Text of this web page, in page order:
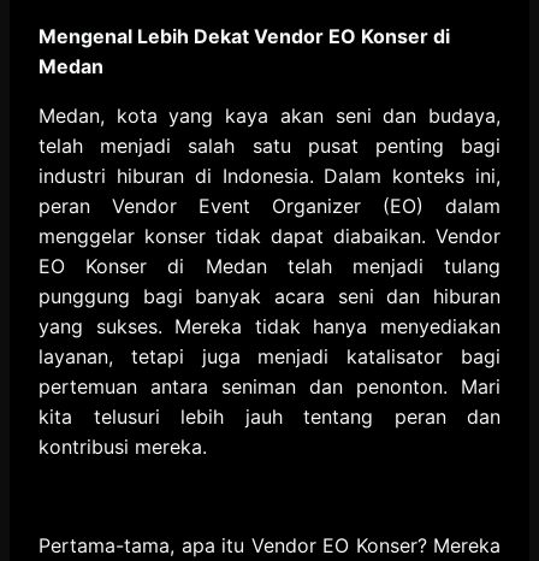
Mengenal Lebih Dekat Vendor EO Konser di
Medan
Medan, kota yang kaya akan seni dan budaya,
telah menjadi salah satu pusat penting bagi
industri hiburan di Indonesia. Dalam konteks ini,
peran Vendor Event Organizer (EO) dalam
menggelar konser tidak dapat diabaikan. Vendor
EO Konser di Medan telah menjadi tulang
punggung bagi banyak acara seni dan hiburan
yang sukses. Mereka tidak hanya menyediakan
layanan, tetapi juga menjadi katalisator bagi
pertemuan antara seniman dan penonton. Mari
kita telusuri lebih jauh tentang peran dan
kontribusi mereka.
Pertama-tama, apa itu Vendor EO Konser? Mereka